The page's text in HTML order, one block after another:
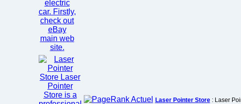
Laser Pointer Store: Laser